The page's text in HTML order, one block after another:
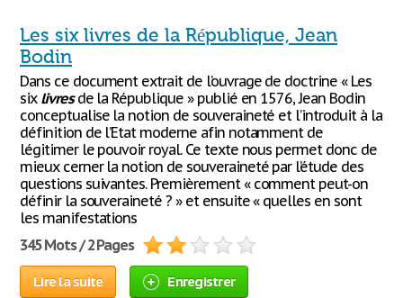
Les six livres de la République, Jean
Bodin
Dans ce document extrait de l’ouvrage de doctrine « Les
six livresde la République » publié en 1576, Jean Bodin
conceptualise la notion de souveraineté et l’introduit à la
définition de l’Etat moderne afin notamment de
légitimer le pouvoir royal. Ce texte nous permet donc de
mieux cerner la notion de souveraineté par l’étude des
questions suivantes. Premièrement « comment peut-on
définir la souveraineté ? » et ensuite « quelles en sont
les manifestations
345 Mots / 2 Pages
Lire la suite Enregistrer